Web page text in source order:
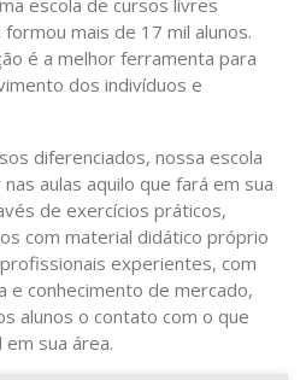
escola de cursos livres
mais de 17 mil alunos.
é a melhor ferramenta para
dos indivíduos e
diferenciados, nossa escola
aulas aquilo que fará em sua
de exercícios práticos,
com material didático próprio
experientes, com
e conhecimento de mercado,
alunos o contato com o que
sua área.